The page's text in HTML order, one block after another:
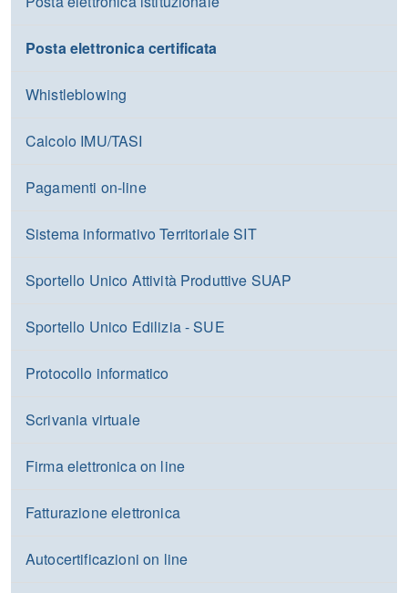
Posta elettronica certificata
Whistleblowing
Calcolo IMU/TASI
Pagamenti on-line
Sistema informativo Territoriale SIT
Sportello Unico Attività Produttive SUAP
Sportello Unico Edilizia - SUE
Protocollo informatico
Scrivania virtuale
Firma elettronica on line
Fatturazione elettronica
Autocertificazioni on line